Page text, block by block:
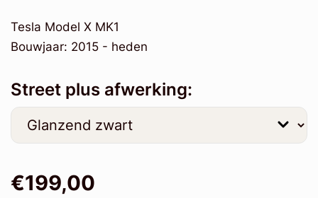
Tesla Model X MK1
Bouwjaar: 2015 - heden
Street plus afwerking:
€199,00